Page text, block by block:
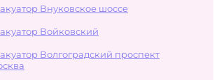
Внуковское шоссе
Войковский
Волгоградский проспект